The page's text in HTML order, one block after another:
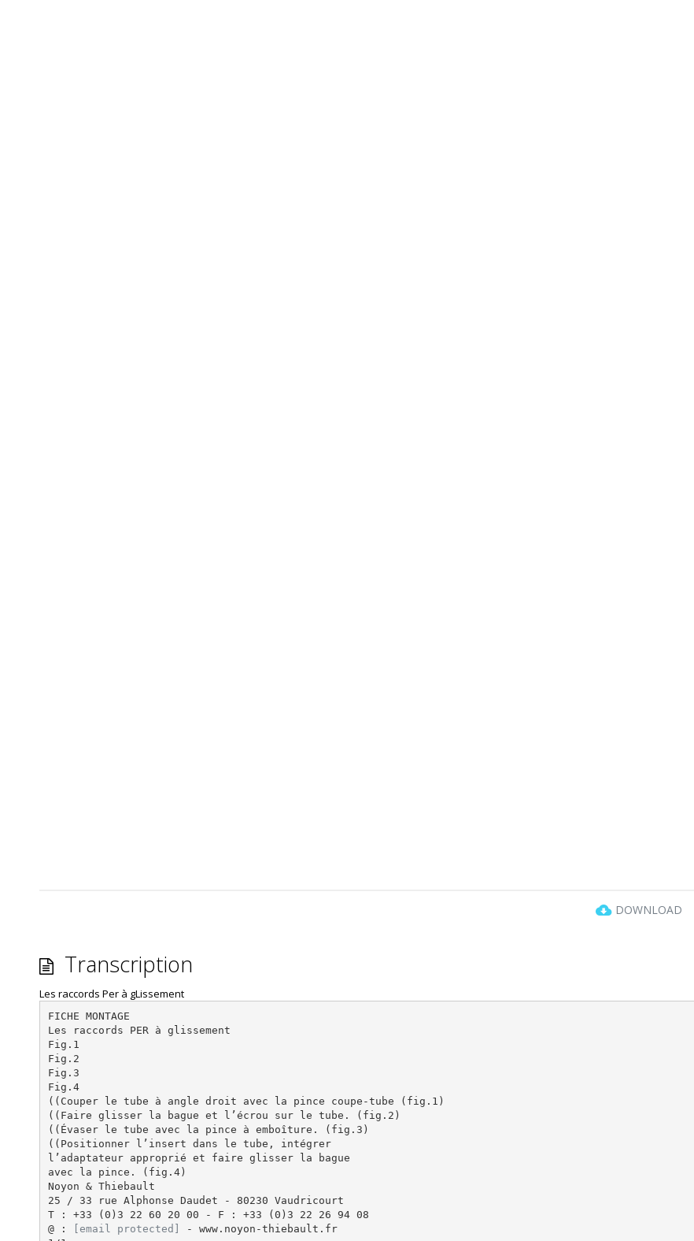
DOWNLOAD
Transcription
Les raccords Per à gLissement
FICHE MONTAGE
Les raccords PER à glissement
Fig.1
Fig.2
Fig.3
Fig.4
((Couper le tube à angle droit avec la pince coupe-tube (fig.1)
((Faire glisser la bague et l’écrou sur le tube. (fig.2)
((Évaser le tube avec la pince à emboîture. (fig.3)
((Positionner l’insert dans le tube, intégrer
l’adaptateur approprié et faire glisser la bague
avec la pince. (fig.4)
Noyon & Thiebault
25 / 33 rue Alphonse Daudet - 80230 Vaudricourt
T : +33 (0)3 22 60 20 00 - F : +33 (0)3 22 26 94 08
@ :
[email protected]
- www.noyon-thiebault.fr